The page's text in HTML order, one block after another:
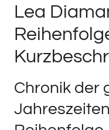
Lea
Chronik der